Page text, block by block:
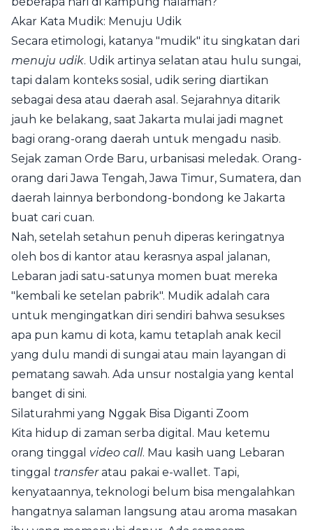
Akar Kata Mudik: Menuju Udik
Secara etimologi, katanya "mudik" itu singkatan dari
menuju udik. Udik artinya selatan atau hulu sungai,
tapi dalam konteks sosial, udik sering diartikan
sebagai desa atau daerah asal. Sejarahnya ditarik
jauh ke belakang, saat Jakarta mulai jadi magnet
bagi orang-orang daerah untuk mengadu nasib.
Sejak zaman Orde Baru, urbanisasi meledak. Orang-
orang dari Jawa Tengah, Jawa Timur, Sumatera, dan
daerah lainnya berbondong-bondong ke Jakarta
buat cari cuan.
Nah, setelah setahun penuh diperas keringatnya
oleh bos di kantor atau kerasnya aspal jalanan,
Lebaran jadi satu-satunya momen buat mereka
"kembali ke setelan pabrik". Mudik adalah cara
untuk mengingatkan diri sendiri bahwa sesukses
apa pun kamu di kota, kamu tetaplah anak kecil
yang dulu mandi di sungai atau main layangan di
pematang sawah. Ada unsur nostalgia yang kental
banget di sini.
Silaturahmi yang Nggak Bisa Diganti Zoom
Kita hidup di zaman serba digital. Mau ketemu
orang tinggal video call. Mau kasih uang Lebaran
tinggal transferatau pakai e-wallet. Tapi,
kenyataannya, teknologi belum bisa mengalahkan
hangatnya salaman langsung atau aroma masakan